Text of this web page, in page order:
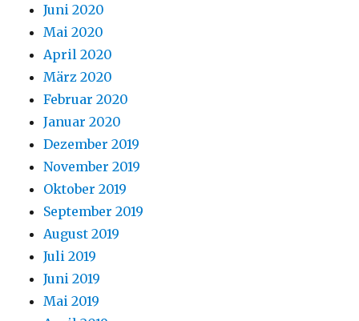
Juni 2020
Mai 2020
April 2020
März 2020
Februar 2020
Januar 2020
Dezember 2019
November 2019
Oktober 2019
September 2019
August 2019
Juli 2019
Juni 2019
Mai 2019